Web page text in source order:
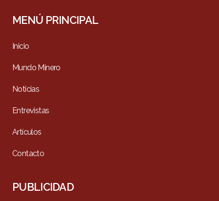
MENÚ PRINCIPAL
Inicio
Mundo Minero
Noticias
Entrevistas
Artículos
Contacto
PUBLICIDAD